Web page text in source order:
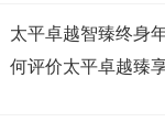
太平卓越智臻终身
何评价太平卓越臻